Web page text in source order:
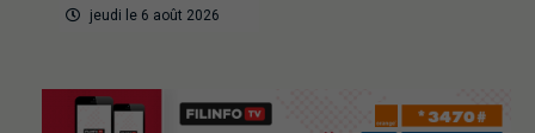
jeudi le 6 août 2026